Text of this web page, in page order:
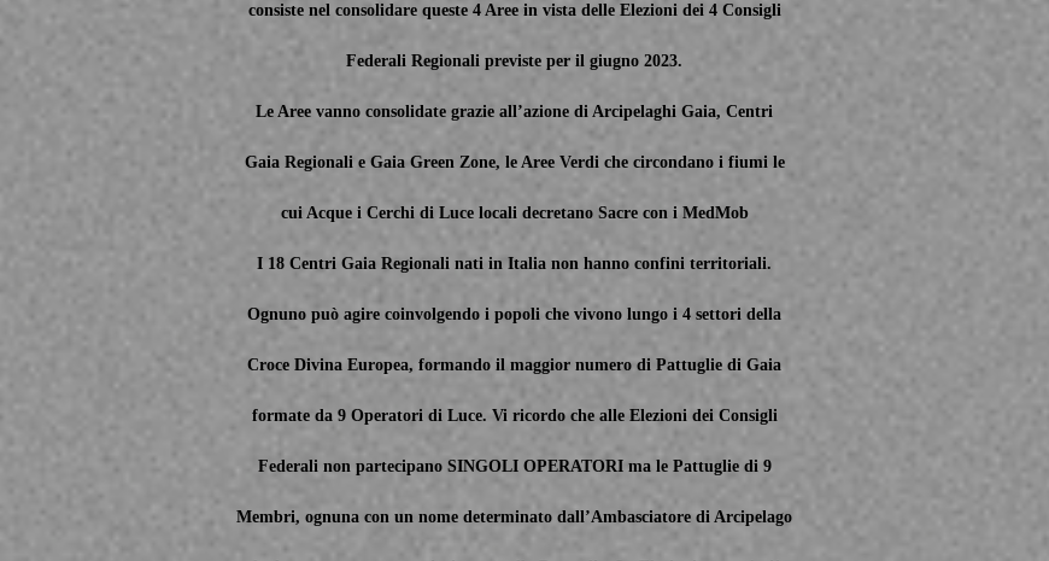
consiste nel consolidare queste 4 Aree in vista delle Elezioni dei 4 Consigli
Federali Regionali previste per il giugno 2023.
Le Aree vanno consolidate grazie all’azione di Arcipelaghi Gaia, Centri
Gaia Regionali e Gaia Green Zone, le Aree Verdi che circondano i fiumi le
cui Acque i Cerchi di Luce locali decretano Sacre con i MedMob
I 18 Centri Gaia Regionali nati in Italia non hanno confini territoriali.
Ognuno può agire coinvolgendo i popoli che vivono lungo i 4 settori della
Croce Divina Europea, formando il maggior numero di Pattuglie di Gaia
formate da 9 Operatori di Luce. Vi ricordo che alle Elezioni dei Consigli
Federali non partecipano SINGOLI OPERATORI ma le Pattuglie di 9
Membri, ognuna con un nome determinato dall’Ambasciatore di Arcipelago